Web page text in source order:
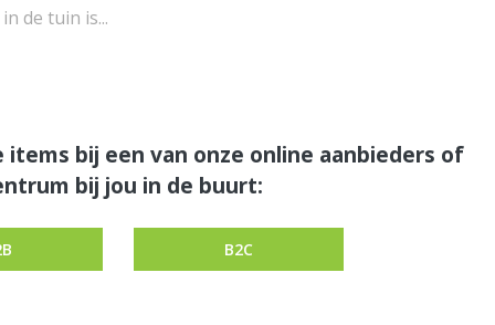
de tuin is...
items bij een van onze online aanbieders of
bij jou in de buurt:
B2C